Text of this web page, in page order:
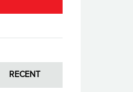
RECENT